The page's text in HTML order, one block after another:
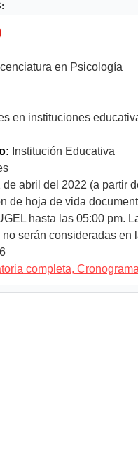
en Psicología
en instituciones
Institución Educativa
de abril del 2022 (a partir
de hoja de vida
hasta las 05:00 pm.
serán consideradas en
completa,